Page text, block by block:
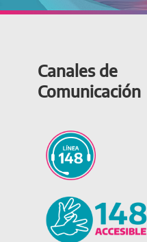
Canales de
Comunicación